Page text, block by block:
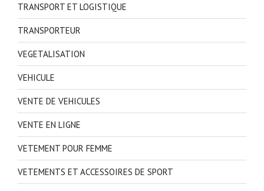
TRANSPORT ET LOGISTIQUE
TRANSPORTEUR
VEGETALISATION
VEHICULE
VENTE DE VEHICULES
VENTE EN LIGNE
VETEMENT POUR FEMME
VETEMENTS ET ACCESSOIRES DE SPORT